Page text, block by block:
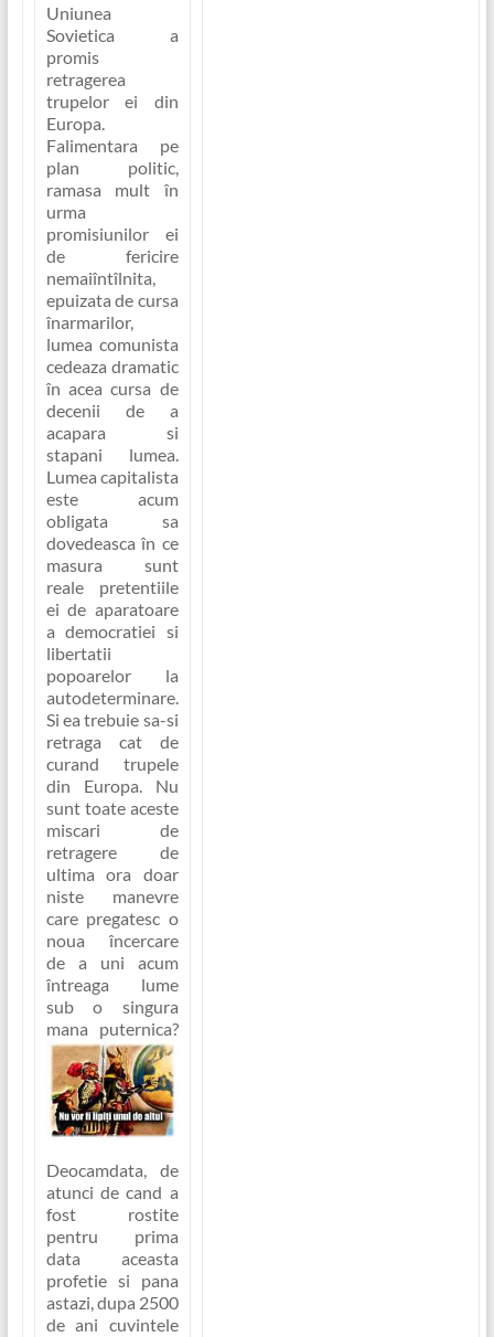
Uniunea
Sovietica a
promis
retragerea
trupelor ei din
Europa.
Falimentara pe
plan politic,
ramasa mult în
urma
promisiunilor ei
de fericire
nemaiîntîlnita,
epuizata de cursa
înarmarilor,
lumea comunista
cedeaza dramatic
în acea cursa de
decenii de a
acapara si
stapani lumea.
Lumea capitalista
este acum
obligata sa
dovedeasca în ce
masura sunt
reale pretentiile
ei de aparatoare
a democratiei si
libertatii
popoarelor la
autodeterminare.
Si ea trebuie sa-si
retraga cat de
curand trupele
din Europa. Nu
sunt toate aceste
miscari de
retragere de
ultima ora doar
niste manevre
care pregatesc o
noua încercare
de a uni acum
întreaga lume
sub o singura
mana puternica?
Deocamdata, de
atunci de cand a
fost rostite
pentru prima
data aceasta
profetie si pana
astazi, dupa 2500
de ani cuvintele